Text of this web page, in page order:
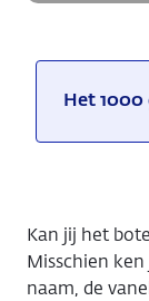
Het
Kan jij het
Misschien
naam, de